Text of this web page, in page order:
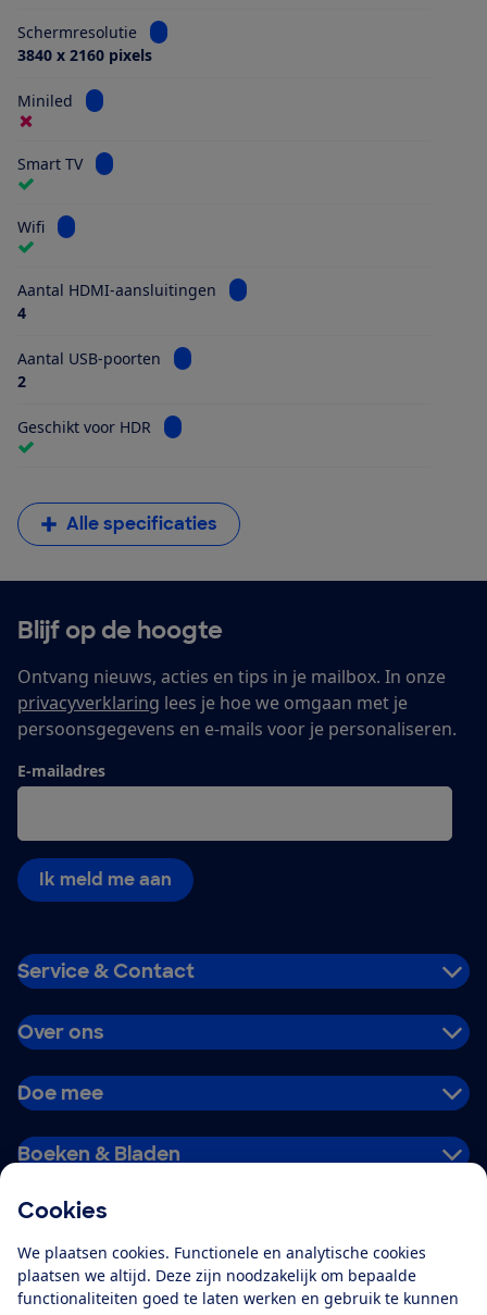
Cookies
We plaatsen cookies. Functionele en analytische cookies
plaatsen we altijd. Deze zijn noodzakelijk om bepaalde
functionaliteiten goed te laten werken en gebruik te kunnen
Schermresolutie
Bekijk informatie voor Schermresolutie
3840 x 2160 pixels
Miniled Bekijk informatie voor Miniled
Smart TV Bekijk informatie voor Smart TV
Wifi Bekijk informatie voor Wifi
Aantal HDMI-aansluitingen
Bekijk informatie voor Aantal
4
Aantal USB-poorten
Bekijk informatie voor Aantal USB-poorten
2
Geschikt voor HDR Bekijk informatie voor Geschikt voor HDR
Alle specificaties
Blijf op de hoogte
Ontvang nieuws, acties en tips in je mailbox. In onze
privacyverklaring lees je hoe we omgaan met je
persoonsgegevens en e-mails voor je personaliseren.
E-mailadres
Ik meld me aan
Service & Contact
Over ons
Doe mee
Boeken & Bladen